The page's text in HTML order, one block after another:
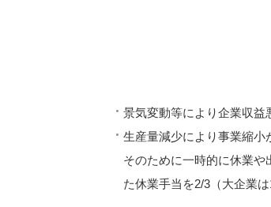
景気変動等により企業収益
生産量減少により事業縮小
そのために一時的に休業
た休業手当を2/3（大企業